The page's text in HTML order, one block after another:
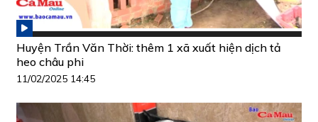
Huyện Trần Văn Thời: thêm 1 xã xuất hiện dịch tả
heo châu phi
11/02/2025 14:45